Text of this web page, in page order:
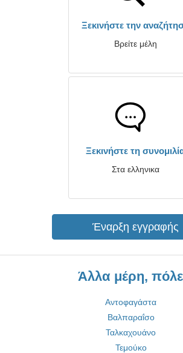
Ξεκινήστε την
Βρείτε μέλη
Ξεκινήστε τη
Στα ελληνικα
Έναρξη εγγραφής
Άλλα μέρη,
Αντοφαγάστα
Βαλπαραΐσο
Ταλκαχουάνο
Τεμούκο